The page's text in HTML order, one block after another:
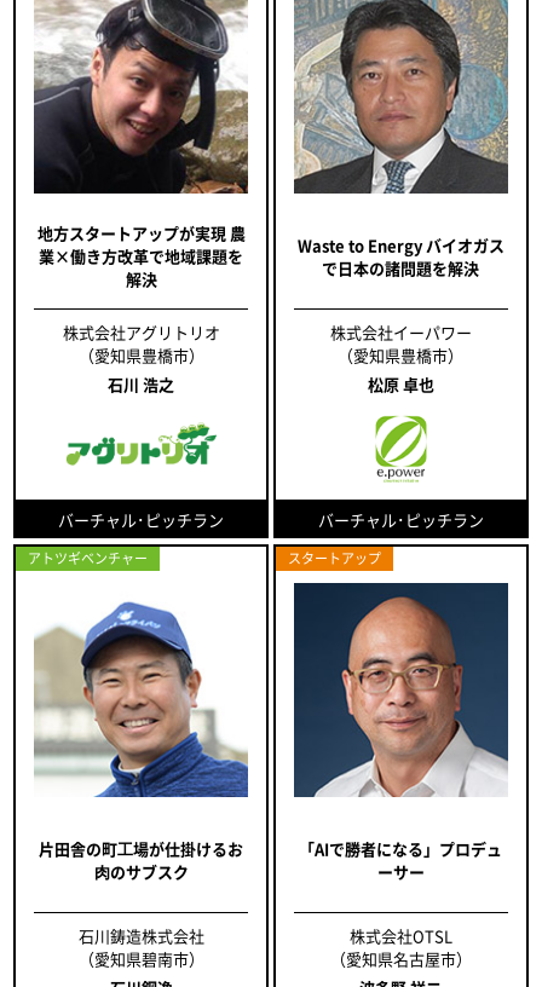
地方スタートアップが実現 農
業×働き方改革で地域課題を
解決
株式会社アグリトリオ
（愛知県豊橋市）
石川 浩之
バーチャル･ピッチラン
Waste to Energy バイオガス
で日本の諸問題を解決
株式会社イーパワー
（愛知県豊橋市）
松原 卓也
バーチャル･ピッチラン
アトツギベンチャー
片田舎の町⼯場が仕掛けるお
⾁のサブスク
石川鋳造株式会社
（愛知県碧南市）
スタートアップ
「AIで勝者になる」プロデュ
ーサー
株式会社OTSL
（愛知県名古屋市）